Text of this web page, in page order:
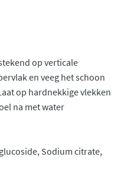
op verticale
en veeg het schoon
op hardnekkige vlekken
na met water
Sodium citrate,